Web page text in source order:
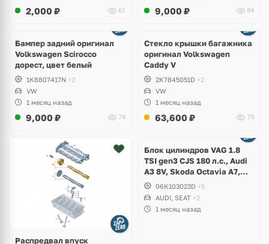
2,000 ₽ 61 9,000 ₽ 84
Бампер задний оригинал
Volkswagen Scirocco
дорест, цвет белый
1K8807417N +2
VW
1 месяц назад
9,000 ₽ 74
Стекло крышки багажника
оригинал Volkswagen
Caddy V
2K7845051D +2
VW
1 месяц назад
63,600 ₽ 79
Распредвал впуск
2 фото
Блок цилиндров VAG 1.8
TSI gen3 CJS 180 л.с., Audi
A3 8V, Skoda Octavia A7,
Superb, Volkswagen Passat
B8, Golf VII Alltrack, Seat
Leon
06K103023D +5
AUDI, SEAT +2
1 месяц назад